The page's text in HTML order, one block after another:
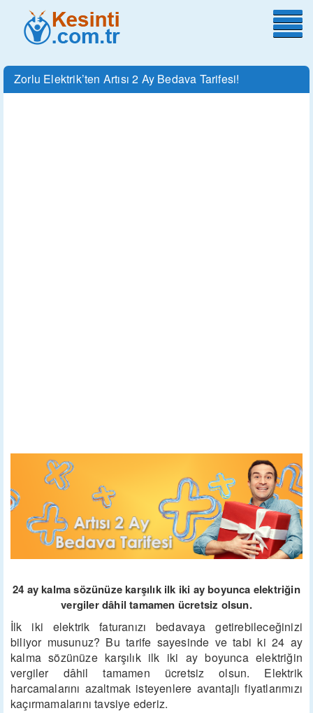
Zorlu Elektrik’ten Artısı 2 Ay Bedava Tarifesi!
24 ay kalma sözünüze karşılık ilk iki ay boyunca elektriğin
vergiler dâhil tamamen ücretsiz olsun.
İlk iki elektrik faturanızı bedavaya getirebileceğinizi
biliyor musunuz? Bu tarife sayesinde ve tabi ki 24 ay
kalma sözünüze karşılık ilk iki ay boyunca elektriğin
vergiler dâhil tamamen ücretsiz olsun. Elektrik
harcamalarını azaltmak isteyenlere avantajlı fiyatlarımızı
kaçırmamalarını tavsiye ederiz.